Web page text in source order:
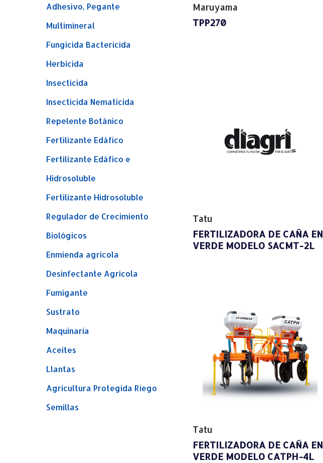
Adhesivo, Pegante
Multimineral
Fungicida Bactericida
Herbicida
Insecticida
Insecticida Nematicida
Repelente Botánico
Fertilizante Edáfico
Fertilizante Edáfico e
Hidrosoluble
Fertilizante Hidrosoluble
Regulador de Crecimiento
Biológicos
Enmienda agrícola
Desinfectante Agrícola
Fumigante
Sustrato
Maquinaria
Aceites
Llantas
Agricultura Protegida Riego
Semillas
Maruyama
TPP270
Tatu
FERTILIZADORA DE CAÑA EN
VERDE MODELO SACMT-2L
Tatu
FERTILIZADORA DE CAÑA EN
VERDE MODELO CATPH-4L